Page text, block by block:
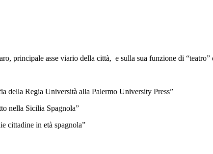
principale asse viario della città, e sulla sua funzione di “teatro”
della Regia Università alla Palermo University Press”
nella Sicilia Spagnola”
cittadine in età spagnola”